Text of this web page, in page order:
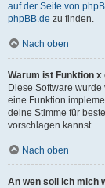
auf der Seite von
phpBB.de zu finden.
Nach oben
Warum ist Funktion
Diese Software
eine Funktion
deine Stimme für
vorschlagen kannst.
Nach oben
An wen soll ich mich